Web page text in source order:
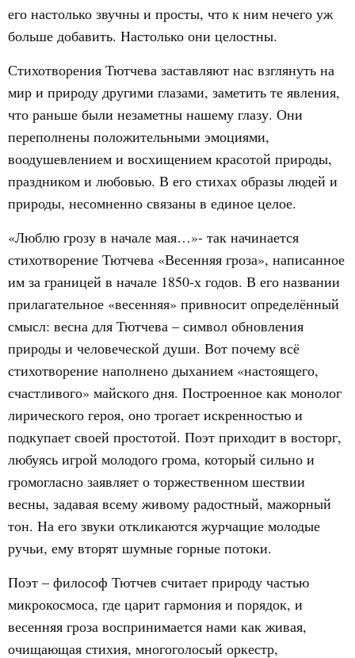
его настолько звучны и просты, что к ним нечего уж
больше добавить. Настолько они целостны.
Стихотворения Тютчева заставляют нас взглянуть на
мир и природу другими глазами, заметить те явления,
что раньше были незаметны нашему глазу. Они
переполнены положительными эмоциями,
воодушевлением и восхищением красотой природы,
праздником и любовью. В его стихах образы людей и
природы, несомненно связаны в единое целое.
«Люблю грозу в начале мая…»- так начинается
стихотворение Тютчева «Весенняя гроза», написанное
им за границей в начале 1850-х годов. В его названии
прилагательное «весенняя» привносит определённый
смысл: весна для Тютчева – символ обновления
природы и человеческой души. Вот почему всё
стихотворение наполнено дыханием «настоящего,
счастливого» майского дня. Построенное как монолог
лирического героя, оно трогает искренностью и
подкупает своей простотой. Поэт приходит в восторг,
любуясь игрой молодого грома, который сильно и
громогласно заявляет о торжественном шествии
весны, задавая всему живому радостный, мажорный
тон. На его звуки откликаются журчащие молодые
ручьи, ему вторят шумные горные потоки.
Поэт – философ Тютчев считает природу частью
микрокосмоса, где царит гармония и порядок, и
весенняя гроза воспринимается нами как живая,
очищающая стихия, многоголосый оркестр,